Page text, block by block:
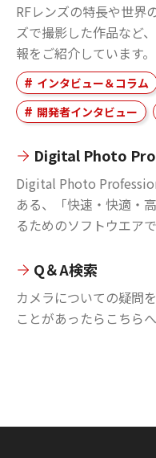
RFレンズの特長や世界
ズで撮影した作品など
報をご紹介しています。
インタビュー＆コラム
開発者インタビュー
Digital Photo
Digital Photo
ある、「快速・快適・
るためのソフトウエアで
Q＆A検索
カメラについての疑問
ことがあったらこちらへ